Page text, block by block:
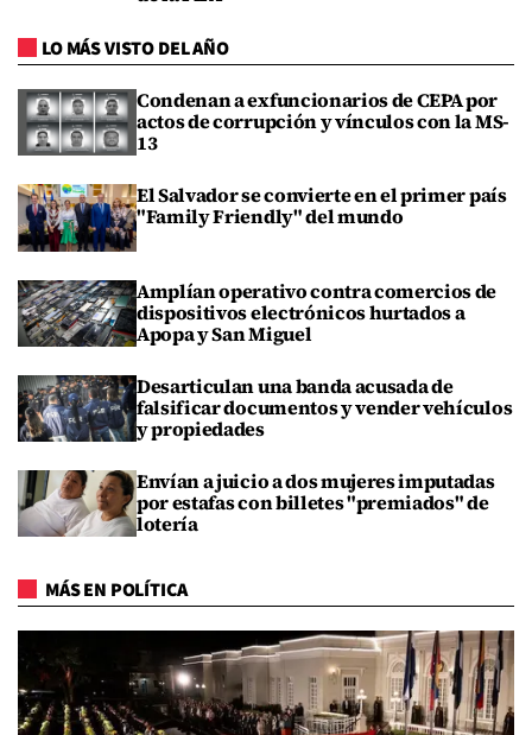
LO MÁS VISTO DEL AÑO
Condenan a exfuncionarios de CEPA por
actos de corrupción y vínculos con la MS-
13
El Salvador se convierte en el primer país
"Family Friendly" del mundo
Amplían operativo contra comercios de
dispositivos electrónicos hurtados a
Apopa y San Miguel
Desarticulan una banda acusada de
falsificar documentos y vender vehículos
y propiedades
Envían a juicio a dos mujeres imputadas
por estafas con billetes "premiados" de
lotería
MÁS EN POLÍTICA